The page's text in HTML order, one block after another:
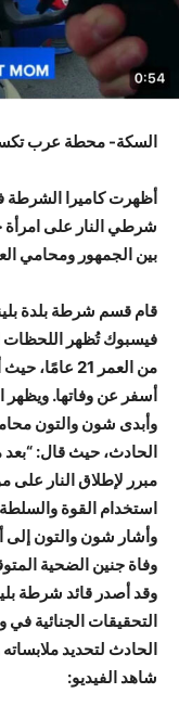
السكة- محطة عرب
أظهرت كاميرا الشرطة
شرطي النار على امرأة
بين الجمهور ومحامي
قام قسم شرطة بلدة
فيسبوك تُظهر اللحظات
من العمر 21
أسفر عن وفاتها. ويظهر
وأبدى شون والتون
الحادث، حيث قال: “بعد
مبرر لإطلاق النار على
استخدام القوة
وأشار شون والتون إلى
وفاة جنين الضحية
وقد أصدر قائد شرطة
التحقيقات الجنائية في
الحادث لتحديد
شاهد الفيديو: